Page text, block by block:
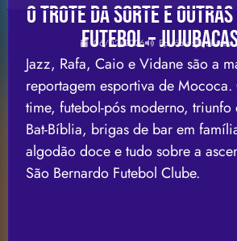
O trote da sorte e
futebol –
06/02/2026 Episódio: Jujubacast
Jazz, Rafa, Caio e Vidane são a
reportagem esportiva de Mococa.
time, futebol-pós moderno, triunfo
Bat-Bíblia, brigas de bar em
algodão doce e tudo sobre a
São Bernardo Futebol Clube.